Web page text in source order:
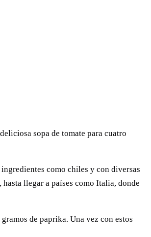
sopa de tomate para cuatro
como chiles y con diversas
llegar a países como Italia, donde
de paprika. Una vez con estos